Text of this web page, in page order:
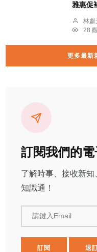
雅惠促
林獻
28
更多最新
訂閱我們的電
了解時事、接收新知
知識通！
請鍵入Email
訂閱 退